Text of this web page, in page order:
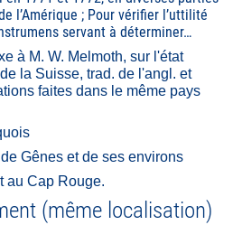
l’Amérique ; Pour vérifier l’uttilité
servant à déterminer…
à M. W. Melmoth, sur l'état
la Suisse, trad. de l'angl. et
faites dans le même pays
Gênes et de ses environs
au Cap Rouge.
(même localisation)